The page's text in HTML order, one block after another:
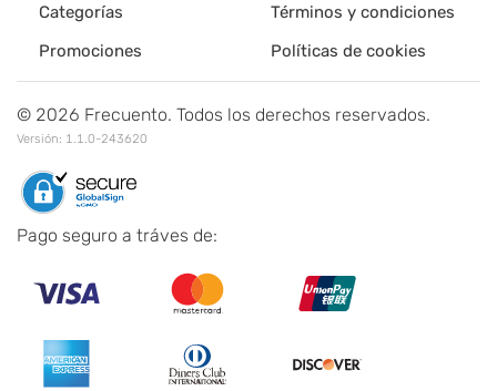
Categorías
Promociones
Términos y condiciones
Políticas de cookies
© 2026 Frecuento. Todos los derechos reservados.
Versión: 1.1.0-243620
Pago seguro a tráves de: